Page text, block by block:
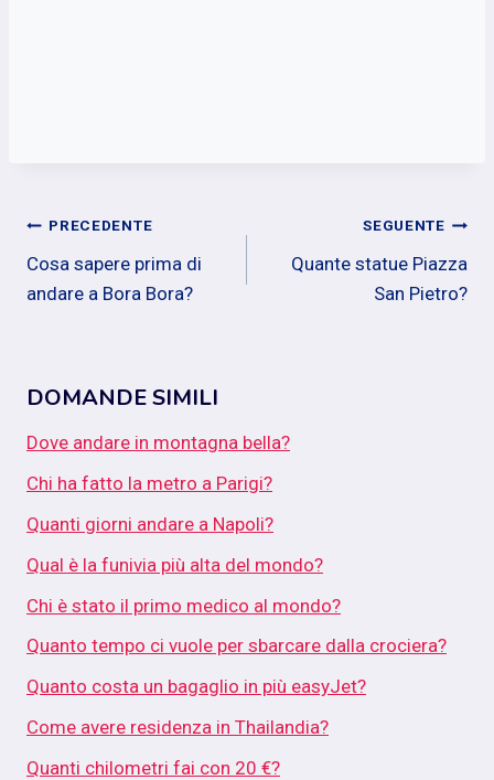
Navigazione
articoli
PRECEDENTE
Cosa sapere prima di
andare a Bora Bora?
SEGUENTE
Quante statue Piazza
San Pietro?
DOMANDE SIMILI
Dove andare in montagna bella?
Chi ha fatto la metro a Parigi?
Quanti giorni andare a Napoli?
Qual è la funivia più alta del mondo?
Chi è stato il primo medico al mondo?
Quanto tempo ci vuole per sbarcare dalla crociera?
Quanto costa un bagaglio in più easyJet?
Come avere residenza in Thailandia?
Quanti chilometri fai con 20 €?